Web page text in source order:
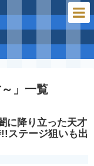
」 一覧
に降り立った天才
ステージ狙いも出